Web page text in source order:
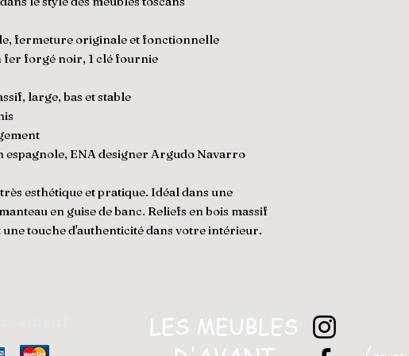
fermeture originale et fonctionnelle
fer forgé noir, 1 clé fournie
large, bas et stable
espagnole, ENA designer Argudo Navarro
esthétique et pratique. Idéal dans une
en guise de banc. Reliefs en bois massif
touche d'authenticité dans votre intérieur.
LES MEUBLES